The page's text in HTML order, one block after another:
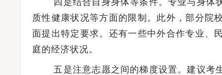
四是结合自身身体等条件。专业与身体状
质性健康状况等方面的限制。此外，部分院
面提出特定要求。还有一些中外合作专业、
庭的经济状况。
五是注意志愿之间的梯度设置。建议考生